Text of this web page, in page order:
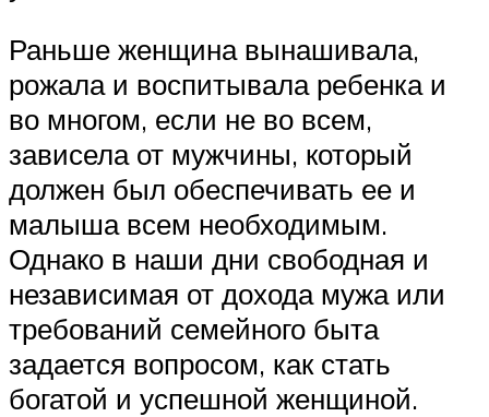
Раньше женщина вынашивала,
рожала и воспитывала ребенка и
во многом, если не во всем,
зависела от мужчины, который
должен был обеспечивать ее и
малыша всем необходимым.
Однако в наши дни свободная и
независимая от дохода мужа или
требований семейного быта
задается вопросом, как стать
богатой и успешной женщиной.